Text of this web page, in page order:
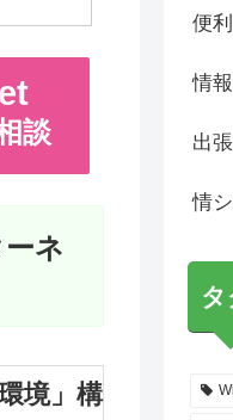
談
ネ
境」構
便
情
出
情